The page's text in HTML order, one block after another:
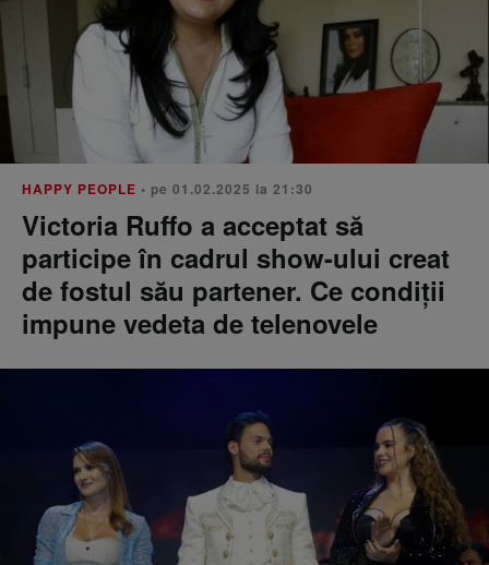
HAPPY PEOPLE • pe 01.02.2025 la 21:30
Victoria Ruffo a acceptat să
participe în cadrul show-ului creat
de fostul său partener. Ce condiții
impune vedeta de telenovele